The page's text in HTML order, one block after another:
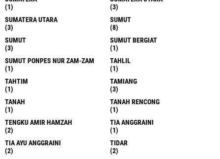
(1)
(3)
SUMATERA UTARA
(3)
SUMUT
(8)
SUMUT
(3)
SUMUT BERGIAT
(1)
SUMUT PONPES NUR ZAM-ZAM
(1)
TAHLIL
(1)
TAHTIM
(1)
TAMIANG
(3)
TANAH
(1)
TANAH RENCONG
(1)
TENGKU AMIR HAMZAH
(2)
TIA ANGGRAINI
(1)
TIA AYU ANGGRAINI
(2)
TIDAR
(2)